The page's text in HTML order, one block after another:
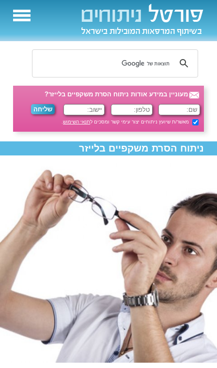
מעוניין במידע אודות ניתוח הסרת משקפיים בלייזר?
מאשר/ת שיועץ ניתוחים יצור עימי קשר ומסכים לתנאי השימוש.
ניתוח הסרת משקפיים בלייזר